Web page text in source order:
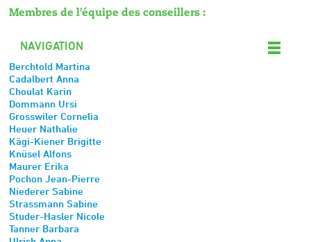
Membres de l'équipe des conseillers :
NAVIGATION
Berchtold Martina
Cadalbert Anna
Choulat Karin
Dommann Ursi
Grosswiler Cornelia
Heuer Nathalie
Kägi-Kiener Brigitte
Knüsel Alfons
Maurer Erika
Pochon Jean-Pierre
Niederer Sabine
Strassmann Sabine
Studer-Hasler Nicole
Tanner Barbara